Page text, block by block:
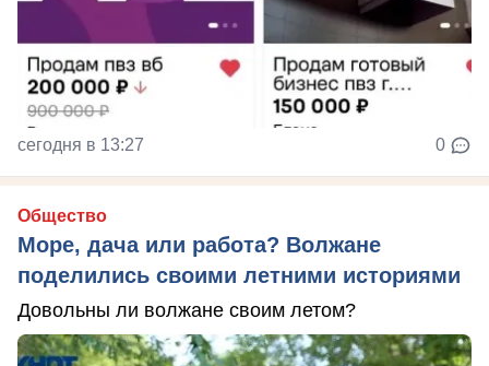
сегодня в 13:27 0
Общество
Море, дача или работа? Волжане
поделились своими летними историями
Довольны ли волжане своим летом?